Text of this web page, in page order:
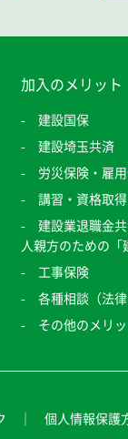
加入のメリット
建設国保
建設埼玉共済
労災保険・雇
講習・資格取得
建設業退職金
人親方のための「
工事保険
各種相談（法
その他のメリ
個人情報保護